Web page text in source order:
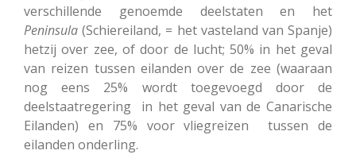
verschillende genoemde deelstaten en het
Peninsula (Schiereiland, = het vasteland van Spanje)
hetzij over zee, of door de lucht; 50% in het geval
van reizen tussen eilanden over de zee (waaraan
nog eens 25% wordt toegevoegd door de
deelstaatregering in het geval van de Canarische
Eilanden) en 75% voor vliegreizen tussen de
eilanden onderling.